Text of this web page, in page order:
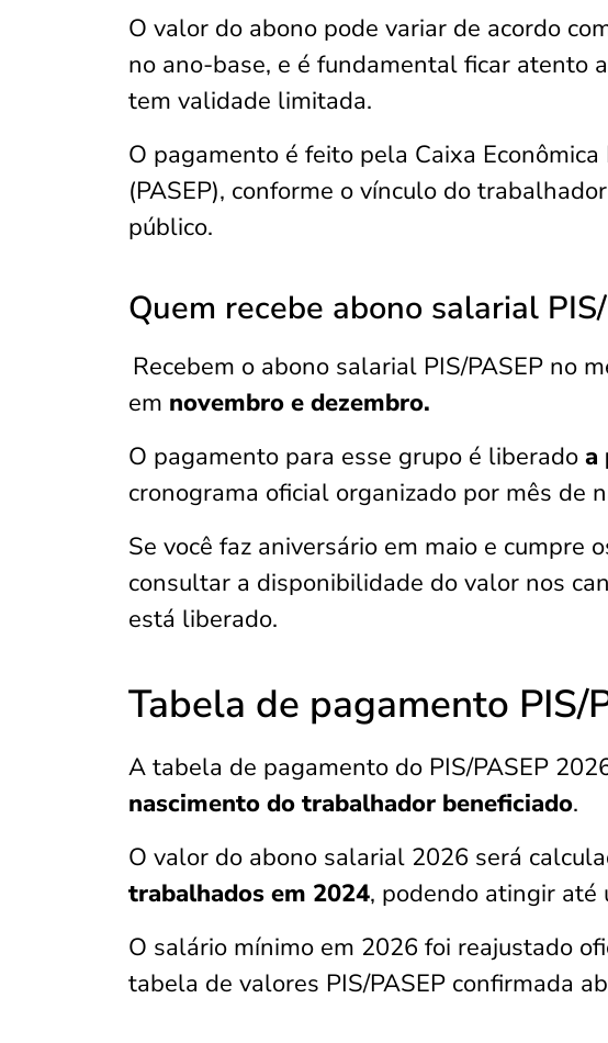
O valor do abono pode variar de acordo
no ano-base, e é fundamental ficar atento
tem validade limitada.
O pagamento é feito pela Caixa
(PASEP), conforme o vínculo do
público.
Quem recebe abono salarial
Recebem o abono salarial PIS/PASEP no
em novembro e dezembro.
O pagamento para esse grupo é liberado a
cronograma oficial organizado por mês de
Se você faz aniversário em maio e cumpre
consultar a disponibilidade do valor nos
está liberado.
Tabela de pagamento PIS/
A tabela de pagamento do PIS/PASEP
nascimento do trabalhador beneficiado.
O valor do abono salarial 2026 será
trabalhados em 2024, podendo atingir até
O salário mínimo em 2026 foi reajustado
tabela de valores PIS/PASEP confirmada